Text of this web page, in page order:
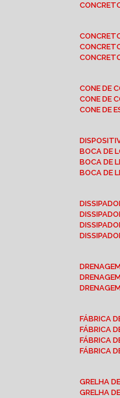
CONE DE
CONE DE
CONE DE
BOCA DE
BOCA DE
BOCA DE
FÁBRICA
FÁBRICA
FÁBRICA
FÁBRICA
GRELHA
GRELHA